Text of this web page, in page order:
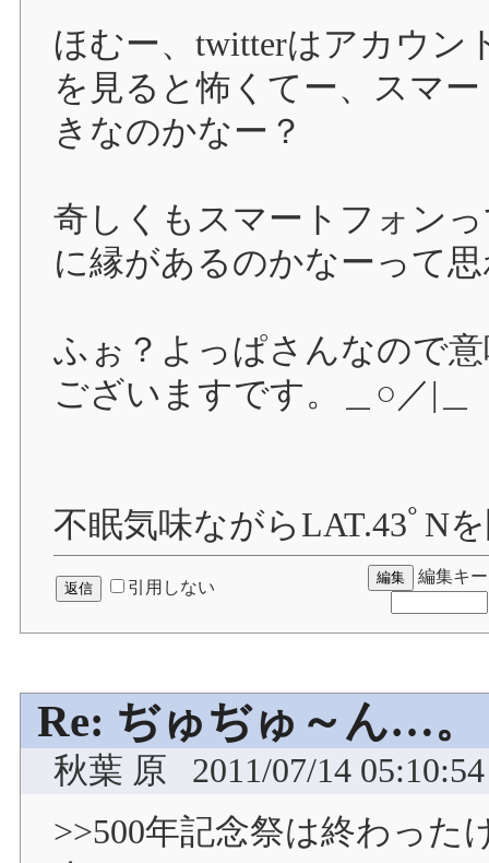
ほむー、twitterはアカウン
を見ると怖くてー、スマ
きなのかなー？
奇しくもスマートフォン
に縁があるのかなーって
ふぉ？よっぱさんなので
ございますです。＿○／|＿
不眠気味ながらLAT.43ﾟN
引用しない
編集キー
Re: ぢゅぢゅ～ん…。
秋葉 原
2011/07/14 05:10:54
>>500年記念祭は終わった